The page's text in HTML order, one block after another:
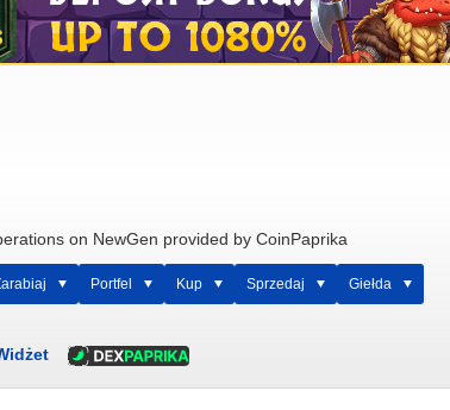
on NewGen provided by CoinPaprika
Portfel Kup Sprzedaj Giełda